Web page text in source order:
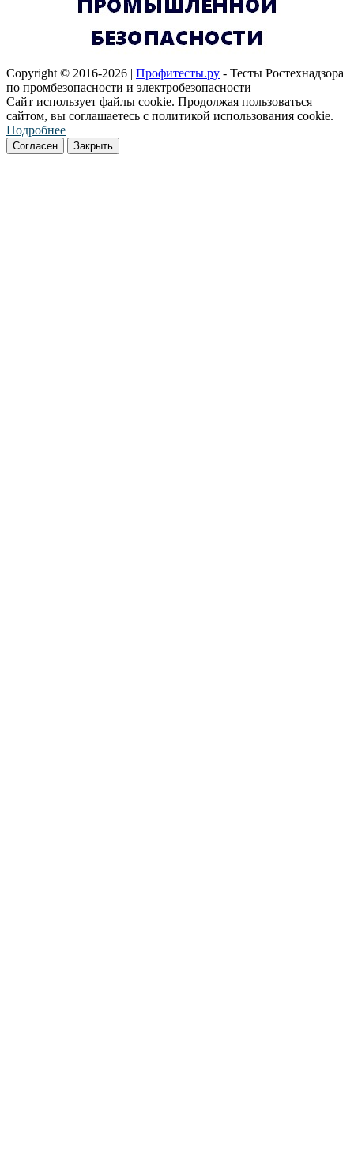
Copyright © 2016-2026 | Профитесты.ру - Тесты Ростехнадзора
по промбезопасности и электробезопасности
Сайт использует файлы cookie. Продолжая пользоваться
сайтом, вы соглашаетесь с политикой использования cookie.
Подробнее
Согласен Закрыть